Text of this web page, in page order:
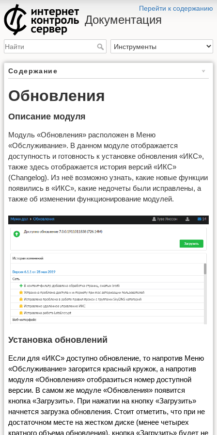
Перейти к содержанию
Документация
Содержание
Обновления
Описание модуля
Модуль «Обновления» расположен в Меню
«Обслуживание». В данном модуле отображается
доступность и готовность к установке обновления «ИКС»,
также здесь отображается история версий «ИКС»
(Changelog). Из неё возможно узнать, какие новые функции
появились в «ИКС», какие недочеты были исправлены, а
также об изменении функционирование модулей.
Установка обновлений
Если для «ИКС» доступно обновление, то напротив Меню
«Обслуживание» загорится красный кружок, а напротив
модуля «Обновления» отобразиться номер доступной
версии. В самом же модуле «Обновления» появится
кнопка «Загрузить». При нажатии на кнопку «Загрузить»
начнется загрузка обновления. Стоит отметить, что при не
достаточном месте на жестком диске (менее четырех
кратного объема обновления), кнопка «Загрузить» будет не